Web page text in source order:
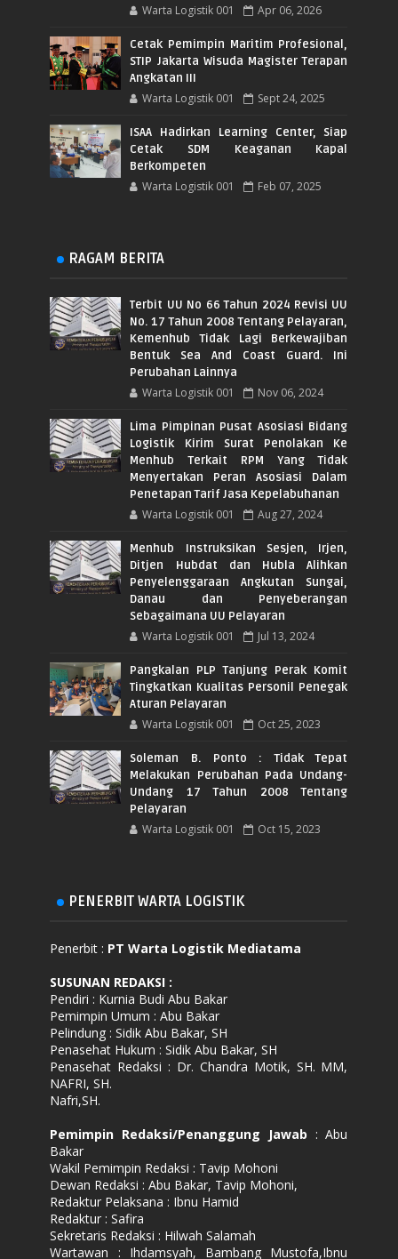
Warta Logistik 001 Apr 06, 2026
Cetak Pemimpin Maritim Profesional,
STIP Jakarta Wisuda Magister Terapan
Angkatan III
Warta Logistik 001 Sept 24, 2025
ISAA Hadirkan Learning Center, Siap
Cetak SDM Keaganan Kapal
Berkompeten
Warta Logistik 001 Feb 07, 2025
RAGAM BERITA
Terbit UU No 66 Tahun 2024 Revisi UU
No. 17 Tahun 2008 Tentang Pelayaran,
Kemenhub Tidak Lagi Berkewajiban
Bentuk Sea And Coast Guard. Ini
Perubahan Lainnya
Warta Logistik 001 Nov 06, 2024
Lima Pimpinan Pusat Asosiasi Bidang
Logistik Kirim Surat Penolakan Ke
Menhub Terkait RPM Yang Tidak
Menyertakan Peran Asosiasi Dalam
Penetapan Tarif Jasa Kepelabuhanan
Warta Logistik 001 Aug 27, 2024
Menhub Instruksikan Sesjen, Irjen,
Ditjen Hubdat dan Hubla Alihkan
Penyelenggaraan Angkutan Sungai,
Danau dan Penyeberangan
Sebagaimana UU Pelayaran
Warta Logistik 001 Jul 13, 2024
Pangkalan PLP Tanjung Perak Komit
Tingkatkan Kualitas Personil Penegak
Aturan Pelayaran
Warta Logistik 001 Oct 25, 2023
Soleman B. Ponto : Tidak Tepat
Melakukan Perubahan Pada Undang-
Undang 17 Tahun 2008 Tentang
Pelayaran
Warta Logistik 001 Oct 15, 2023
PENERBIT WARTA LOGISTIK
Penerbit : PT Warta Logistik Mediatama
SUSUNAN REDAKSI :
Pendiri : Kurnia Budi Abu Bakar
Pemimpin Umum : Abu Bakar
Pelindung : Sidik Abu Bakar, SH
Penasehat Hukum : Sidik Abu Bakar, SH
Penasehat Redaksi : Dr. Chandra Motik, SH. MM,
NAFRI, SH.
Nafri,SH.
Pemimpin Redaksi/Penanggung Jawab : Abu
Bakar
Wakil Pemimpin Redaksi : Tavip Mohoni
Dewan Redaksi : Abu Bakar, Tavip Mohoni,
Redaktur Pelaksana : Ibnu Hamid
Redaktur : Safira
Sekretaris Redaksi : Hilwah Salamah
Wartawan : Ihdamsyah, Bambang Mustofa,Ibnu